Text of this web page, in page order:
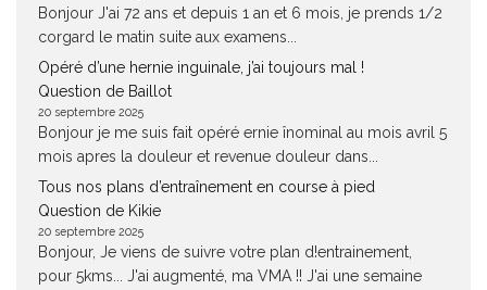
Bonjour J'ai 72 ans et depuis 1 an et 6 mois, je prends 1/2
corgard le matin suite aux examens...
Opéré d’une hernie inguinale, j’ai toujours mal !
Question de Baillot
20 septembre 2025
Bonjour je me suis fait opéré ernie înominal au mois avril 5
mois apres la douleur et revenue douleur dans...
Tous nos plans d’entraînement en course à pied
Question de Kikie
20 septembre 2025
Bonjour, Je viens de suivre votre plan d!entrainement,
pour 5kms... J'ai augmenté, ma VMA !! J'ai une semaine